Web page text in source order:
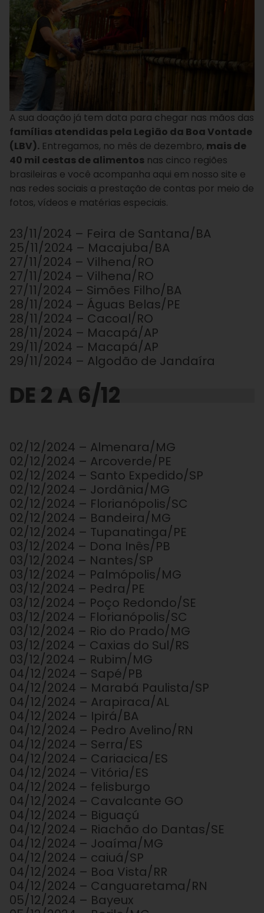
A sua doação já tem data para chegar nas mãos das
famílias atendidas pela Legião da Boa Vontade
(LBV). Entregamos, no mês de dezembro, mais de
40 mil cestas de alimentos nas cinco regiões
brasileiras e você acompanha aqui em nosso site e
nas redes sociais a prestação de contas por meio de
fotos, vídeos e matérias especiais.
23/11/2024 – Feira de Santana/BA
25/11/2024 – Macajuba/BA
27/11/2024 – Vilhena/RO
27/11/2024 – Vilhena/RO
27/11/2024 – Simões Filho/BA
28/11/2024 – Águas Belas/PE
28/11/2024 – Cacoal/RO
28/11/2024 – Macapá/AP
29/11/2024 – Macapá/AP
29/11/2024 – Algodão de Jandaíra
DE 2 A 6/12
02/12/2024 – Almenara/MG
02/12/2024 – Arcoverde/PE
02/12/2024 – Santo Expedido/SP
02/12/2024 – Jordânia/MG
02/12/2024 – Florianópolis/SC
02/12/2024 – Bandeira/MG
02/12/2024 – Tupanatinga/PE
03/12/2024 – Dona Inês/PB
03/12/2024 – Nantes/SP
03/12/2024 – Palmópolis/MG
03/12/2024 – Pedra/PE
03/12/2024 – Poço Redondo/SE
03/12/2024 – Florianópolis/SC
03/12/2024 – Rio do Prado/MG
03/12/2024 – Caxias do Sul/RS
03/12/2024 – Rubim/MG
04/12/2024 – Sapé/PB
04/12/2024 – Marabá Paulista/SP
04/12/2024 – Arapiraca/AL
04/12/2024 – Ipirá/BA
04/12/2024 – Pedro Avelino/RN
04/12/2024 – Serra/ES
04/12/2024 – Cariacica/ES
04/12/2024 – Vitória/ES
04/12/2024 – felisburgo
04/12/2024 – Cavalcante GO
04/12/2024 – Biguaçú
04/12/2024 – Riachão do Dantas/SE
04/12/2024 – Joaíma/MG
04/12/2024 – caiuá/SP
04/12/2024 – Boa Vista/RR
04/12/2024 – Canguaretama/RN
05/12/2024 – Bayeux